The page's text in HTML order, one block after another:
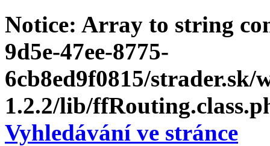
Notice: Array to string
9d5e-47ee-8775-
6cb8ed9f0815/
1.2.2/lib/
Vyhledávání ve stránce